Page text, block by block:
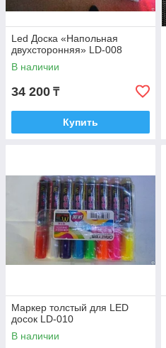
Led Доска «Напольная
двухсторонняя» LD-008
В наличии
34 200 ₸
Купить
Маркер толстый для LED
досок LD-010
В наличии